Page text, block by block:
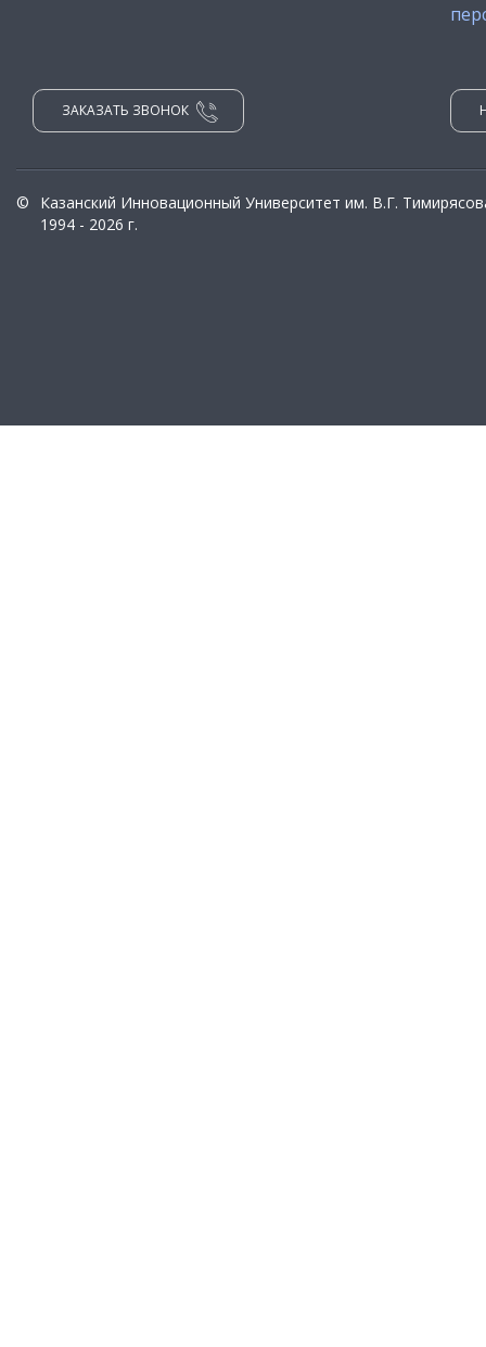
ЗАКАЗАТЬ ЗВОНОК
©
Казанский Инновационный Университет им. В.Г.
1994 - 2026 г.